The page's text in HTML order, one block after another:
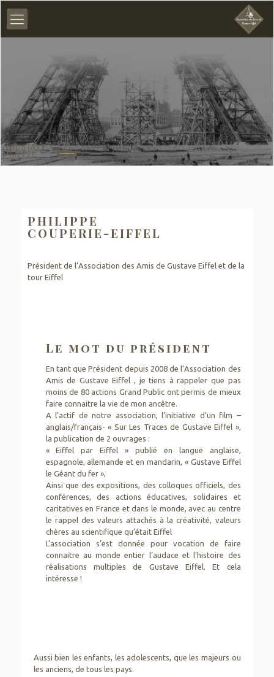
GUSTAVE
EIFFEL
PHILIPPE
COUPERIE-EIFFEL
Président de l’Association des Amis de Gustave Eiffel et de la
tour Eiffel
Le mot du président
En tant que Président depuis 2008 de l’Association des
Amis de Gustave Eiffel , je tiens à rappeler que pas
moins de 80 actions Grand Public ont permis de mieux
faire connaitre la vie de mon ancêtre.
A l’actif de notre association, l’initiative d’un film –
anglais/français- « Sur Les Traces de Gustave Eiffel »,
la publication de 2 ouvrages :
« Eiffel par Eiffel » publié en langue anglaise,
espagnole, allemande et en mandarin, « Gustave Eiffel
le Géant du fer »,
Ainsi que des expositions, des colloques officiels, des
conférences, des actions éducatives, solidaires et
caritatives en France et dans le monde, avec au centre
le rappel des valeurs attachés à la créativité, valeurs
chères au scientifique qu’était Eiffel
L’association s’est donnée pour vocation de faire
connaitre au monde entier l’audace et l’histoire des
réalisations multiples de Gustave Eiffel. Et cela
intéresse !
Aussi bien les enfants, les adolescents, que les majeurs ou
les anciens, de tous les pays.